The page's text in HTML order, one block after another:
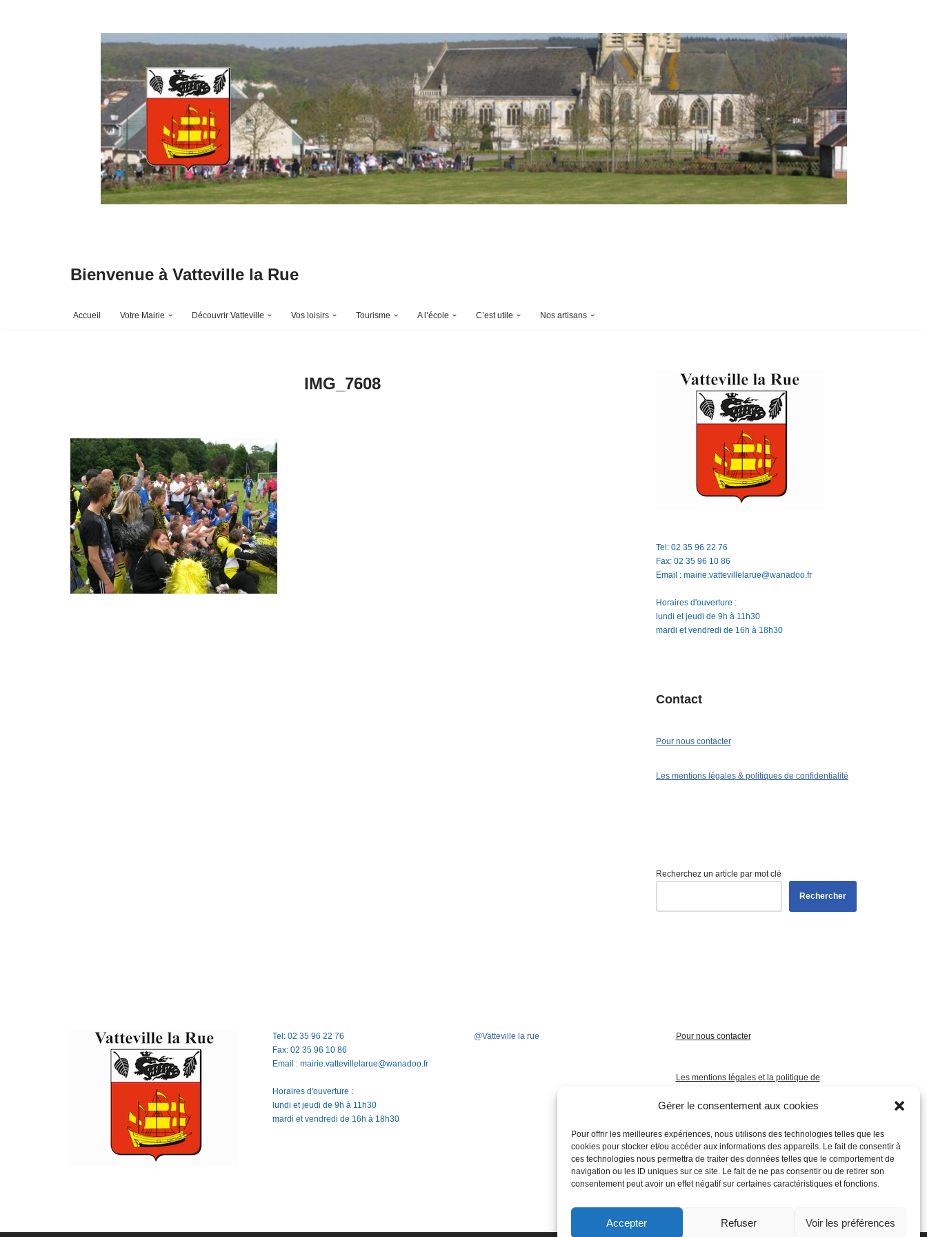
Gérer le consentement aux cookies
Pour offrir les meilleures expériences, nous utilisons des technologies telles que les
cookies pour stocker et/ou accéder aux informations des appareils. Le fait de consentir à
ces technologies nous permettra de traiter des données telles que le comportement de
navigation ou les ID uniques sur ce site. Le fait de ne pas consentir ou de retirer son
consentement peut avoir un effet négatif sur certaines caractéristiques et fonctions.
Accepter Refuser Voir les préférences
Bienvenue à Vatteville la Rue
Accueil Votre Mairie Découvrir Vatteville Vos loisirs Tourisme A l’école C’est utile Nos artisans
IMG_7608
Tel: 02 35 96 22 76
Fax: 02 35 96 10 86
Email : mairie.vattevillelarue@wanadoo.fr
Horaires d'ouverture :
lundi et jeudi de 9h à 11h30
mardi et vendredi de 16h à 18h30
Contact
Pour nous contacter
Les mentions légales & politiques de confidentialité
Recherchez un article par mot clé
Rechercher
Tel: 02 35 96 22 76
Fax: 02 35 96 10 86
Email : mairie.vattevillelarue@wanadoo.fr
Horaires d'ouverture :
lundi et jeudi de 9h à 11h30
mardi et vendredi de 16h à 18h30
@Vatteville la rue Pour nous contacter
Les mentions légales et la politique de